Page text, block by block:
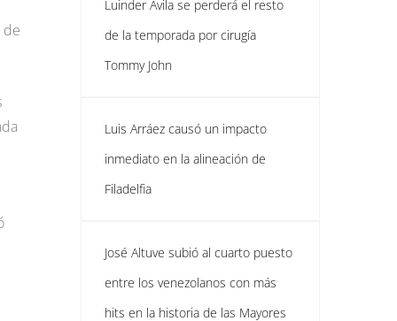
de
Luinder Ávila se perderá el resto
de la temporada por cirugía
Tommy John
Luis Arráez causó un impacto
inmediato en la alineación de
Filadelfia
José Altuve subió al cuarto puesto
entre los venezolanos con más
hits en la historia de las Mayores